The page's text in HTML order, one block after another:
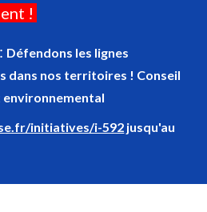
!
Défendons les lignes
dans nos territoires ! Conseil
environnemental
initiatives/i-592 jusqu'au